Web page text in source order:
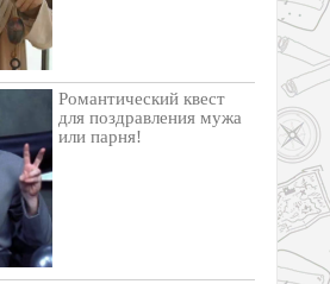
Романтический квест
для поздравления мужа
или парня!